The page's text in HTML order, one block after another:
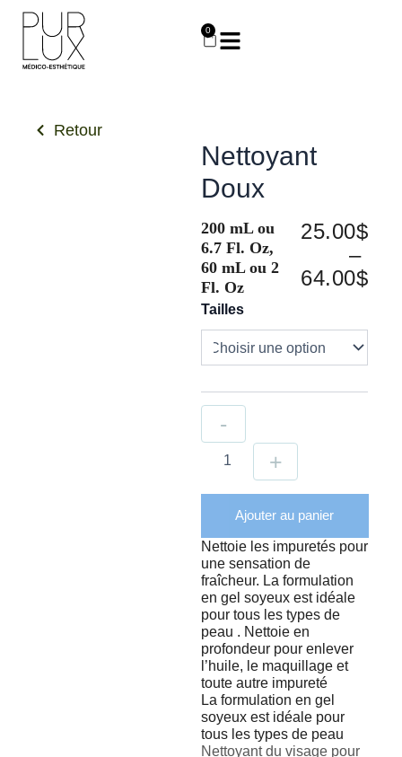
Aller
contenu
0
Panier
Retour
Nettoyant
Doux
200 mL ou
6.7 Fl. Oz,
60 mL ou 2
Fl. Oz
25.00$
–
64.00$
à
Tailles
-
quantité
Nettoyant
+
Ajouter au panier
Nettoie les impuretés pour
une sensation de
fraîcheur. La formulation
en gel soyeux est idéale
pour tous les types de
peau . Nettoie en
profondeur pour enlever
l’huile, le maquillage et
toute autre impureté
La formulation en gel
soyeux est idéale pour
tous les types de peau
Nettoyant du visage pour